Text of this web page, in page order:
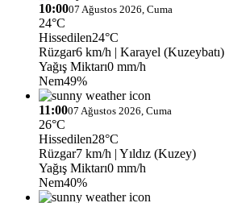
10:0007 Ağustos 2026, Cuma
24°C
Hissedilen24°C
Rüzgar6 km/h | Karayel (Kuzeybatı)
Yağış Miktarı0 mm/h
Nem49%
11:0007 Ağustos 2026, Cuma
26°C
Hissedilen28°C
Rüzgar7 km/h | Yıldız (Kuzey)
Yağış Miktarı0 mm/h
Nem40%